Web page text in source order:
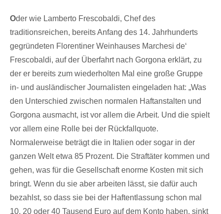
Oder wie Lamberto Frescobaldi, Chef des
traditionsreichen, bereits Anfang des 14. Jahrhunderts
gegründeten Florentiner Weinhauses Marchesi de‘
Frescobaldi, auf der Überfahrt nach Gorgona erklärt, zu
der er bereits zum wiederholten Mal eine große Gruppe
in- und ausländischer Journalisten eingeladen hat: „Was
den Unterschied zwischen normalen Haftanstalten und
Gorgona ausmacht, ist vor allem die Arbeit. Und die spielt
vor allem eine Rolle bei der Rückfallquote.
Normalerweise beträgt die in Italien oder sogar in der
ganzen Welt etwa 85 Prozent. Die Straftäter kommen und
gehen, was für die Gesellschaft enorme Kosten mit sich
bringt. Wenn du sie aber arbeiten lässt, sie dafür auch
bezahlst, so dass sie bei der Haftentlassung schon mal
10, 20 oder 40 Tausend Euro auf dem Konto haben, sinkt